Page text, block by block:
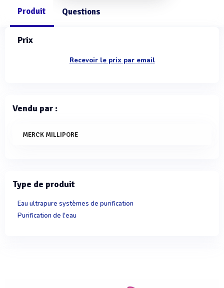
Produit Questions
Prix
Recevoir le prix par email
Vendu par :
MERCK MILLIPORE
Type de produit
Eau ultrapure systèmes de purification
Purification de l'eau